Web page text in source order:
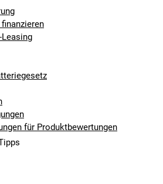
finanzieren
Leasing
für Produktbewertungen